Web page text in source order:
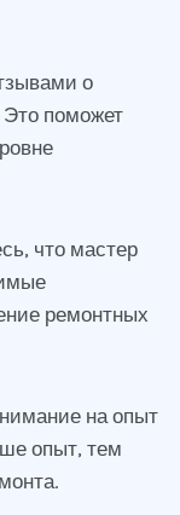
о
Это поможет
что мастер
ремонтных
на опыт
опыт, тем